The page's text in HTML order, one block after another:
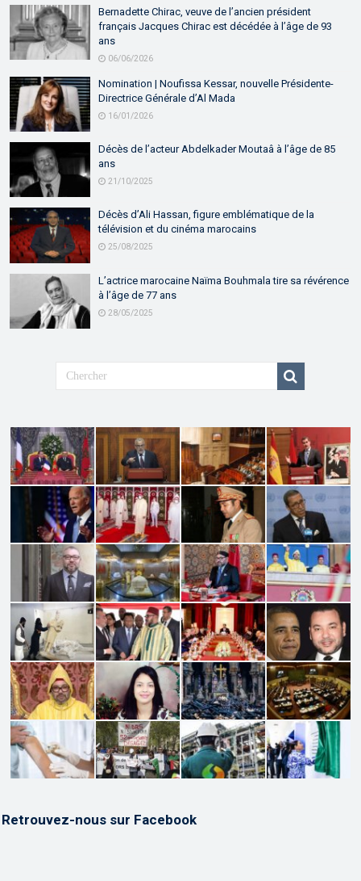
Bernadette Chirac, veuve de l’ancien président
français Jacques Chirac est décédée à l’âge de 93
ans
06/06/2026
Nomination | Noufissa Kessar, nouvelle Présidente-
Directrice Générale d’Al Mada
16/01/2026
Décès de l’acteur Abdelkader Moutaâ à l’âge de 85
ans
21/10/2025
Décès d’Ali Hassan, figure emblématique de la
télévision et du cinéma marocains
25/08/2025
L’actrice marocaine Naïma Bouhmala tire sa révérence
à l’âge de 77 ans
28/05/2025
Retrouvez-nous sur Facebook